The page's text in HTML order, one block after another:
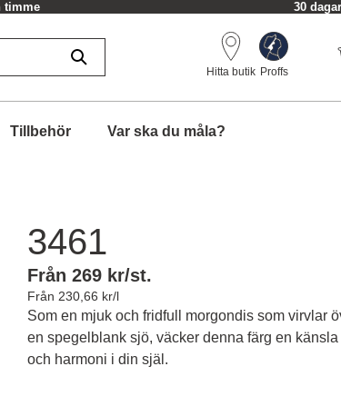
timme 30
Hitta butik Proffs
Tillbehör Var ska du måla?
3461
Från 269 kr/st.
Från 230,66 kr/l
Som en mjuk och fridfull morgondis som virvlar
en spegelblank sjö, väcker denna färg en känsla
och harmoni i din själ.